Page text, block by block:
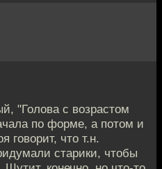
"Голова с возрастом
по форме, а потом и
что т.н.
старики, чтобы